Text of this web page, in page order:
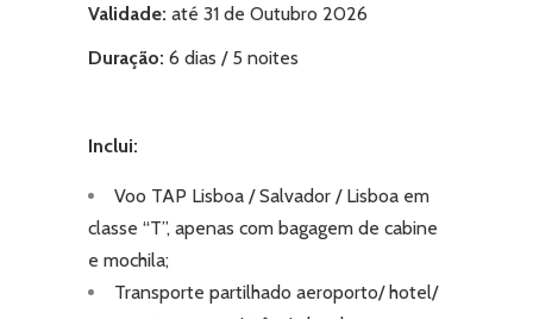
Validade: até 31 de Outubro 2026
Duração: 6 dias / 5 noites
Inclui:
Voo TAP Lisboa / Salvador / Lisboa em
classe “T”, apenas com bagagem de cabine
e mochila;
Transporte partilhado aeroporto/ hotel/